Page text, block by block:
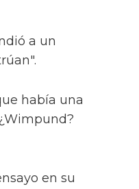
a un
había una
en su